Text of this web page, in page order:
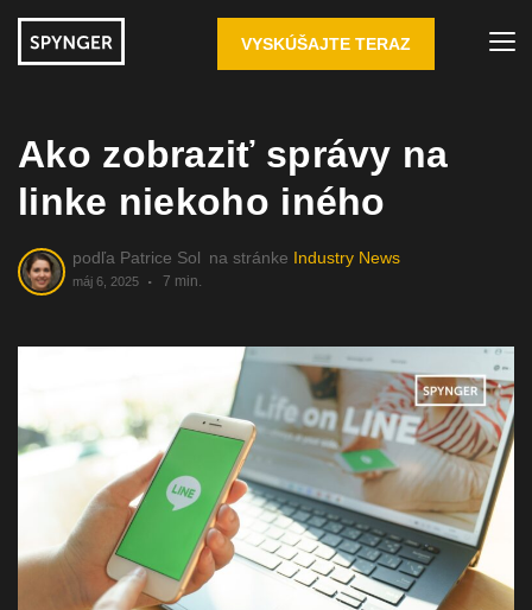
VYSKÚŠAJTE TERAZ
Ako zobraziť správy na
linke niekoho iného
podľa Patrice Sol na stránke Industry News
máj 6, 2025 7 min.